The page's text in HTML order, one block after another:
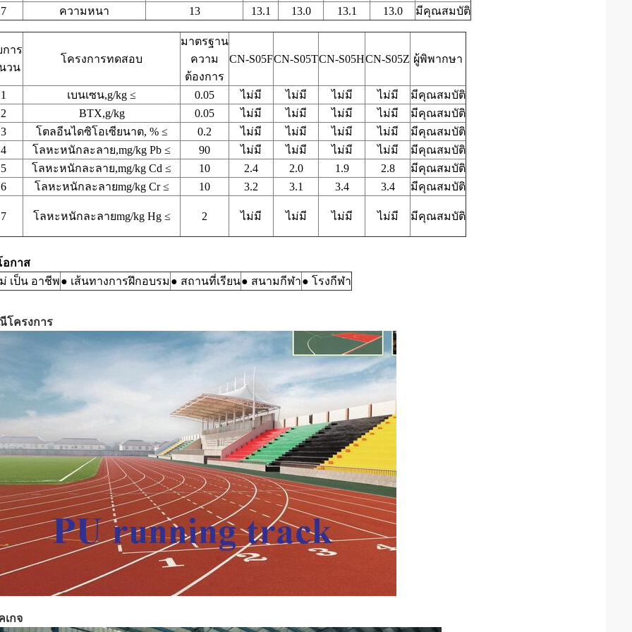
7
ความหนา 13 13.1 13.0 13.1 13.0 มีคุณสมบัติ
การ
วน
โครงการทดสอบ
มาตรฐาน
ความ
ต้องการ
CN-S05FCN-S05TCN-S05HCN-S05Z ผู้พิพากษา
1 เบนเซน,g/kg ≤ 0.05 ไม่มี ไม่มี ไม่มี ไม่มี
มีคุณสมบัติ
2
BTX,g/kg 0.05 ไม่มี ไม่มี ไม่มี ไม่มี
มีคุณสมบัติ
3
โตลอีนไดซิโอเซียนาต, % ≤ 0.2 ไม่มี ไม่มี ไม่มี ไม่มี
มีคุณสมบัติ
4
โลหะหนักละลาย,mg/kg Pb ≤ 90 ไม่มี ไม่มี ไม่มี ไม่มี
มีคุณสมบัติ
5
โลหะหนักละลาย,mg/kg Cd ≤ 10 2.4 2.0 1.9 2.8
มีคุณสมบัติ
6
โลหะหนักละลายmg/kg Cr ≤ 10 3.2 3.1 3.4 3.4 มีคุณสมบัติ
7 โลหะหนักละลายmg/kg Hg ≤ 2 ไม่มี ไม่มี ไม่มี ไม่มี มีคุณสมบัติ
อกาส
เป็น อาชีพ● เส้นทางการฝึกอบรม ● สถานที่เรียน● สนามกีฬา● โรงกีฬา
โครงการ
เกจ